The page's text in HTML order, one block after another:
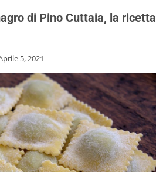
di Pino Cuttaia, la ricetta
5, 2021